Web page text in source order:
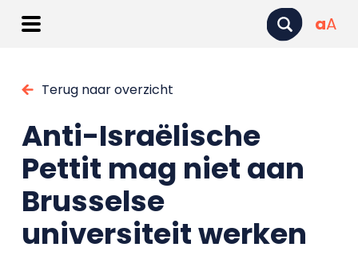
aA
Terug naar overzicht
Anti-Israëlische
Pettit mag niet aan
Brusselse
universiteit werken